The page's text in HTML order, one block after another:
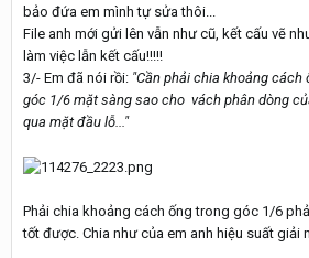
bảo đứa em mình tự sửa thôi...
File anh mới gửi lên vẫn như cũ, kết cấu vẽ
làm việc lẫn kết cấu!!!!!
3/- Em đã nói rồi: "Cần phải chia khoảng
góc 1/6 mặt sàng sao cho vách phân dòng
qua mặt đầu lỗ..."
Phải chia khoảng cách ống trong góc 1/6
tốt được. Chia như của em anh hiệu suất giải